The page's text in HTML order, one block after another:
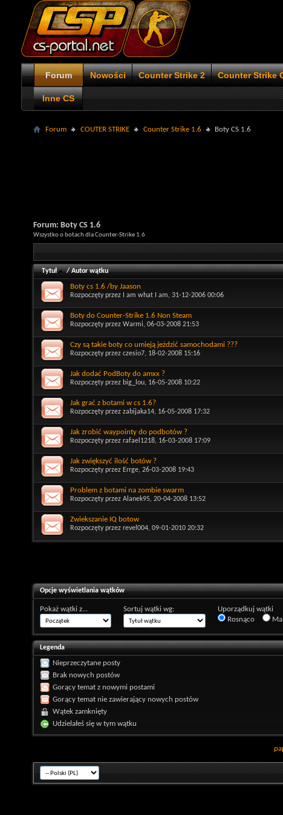
Forum Nowości Counter Strike 2 Counter Strike
Inne CS
Forum COUTER STRIKE Counter Strike 1.6 Boty CS 1.6
Forum: Boty CS 1.6
Wszystko o botach dla Counter-Strike 1.6
Tytuł /Autor wątku
Boty cs 1.6 /by Jaason
Rozpoczęty przez I am what I am, 31-12-2006 00:06
Boty do Counter-Strike 1.6 Non Steam
Rozpoczęty przez Warmi, 06-03-2008 21:53
Czy są takie boty co umieją jeżdzić samochodami ???
Rozpoczęty przez czesio7, 18-02-2008 15:16
Jak dodać PodBoty do amxx ?
Rozpoczęty przez big_lou, 16-05-2008 10:22
Jak grać z botami w cs 1.6?
Rozpoczęty przez zabijaka14, 16-05-2008 17:32
Jak zrobić waypointy do podbotów ?
Rozpoczęty przez rafael1218, 16-03-2008 17:09
Jak zwiększyć ilość botów ?
Rozpoczęty przez Errge, 26-03-2008 19:43
Problem z botami na zombie swarm
Rozpoczęty przez Alanek95, 20-04-2008 13:52
Zwiekszanie IQ botow
Rozpoczęty przez revel004, 09-01-2010 20:32
Opcje wyświetlania wątków
Pokaż wątki z... Sortuj wątki wg:
Uporządkuj wątki
Rosnąco
Legenda
Nieprzeczytane posty
Brak nowych postów
Gorący temat z nowymi postami
Gorący temat nie zawierający nowych postów
Wątek zamknięty
Udzielałeś się w tym wątku